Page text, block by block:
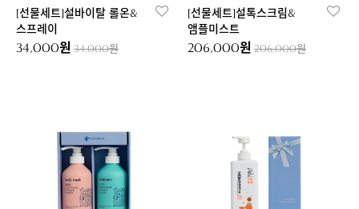
[선물세트]설바이탈 롤온&
스프레이
34,000원 34,000원
[선물세트]설톡스크림&
앰플미스트
206,000원 206,000원